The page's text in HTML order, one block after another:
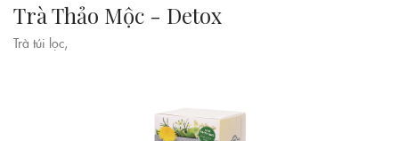
Trà Thảo Mộc - Detox
Trà túi lọc,